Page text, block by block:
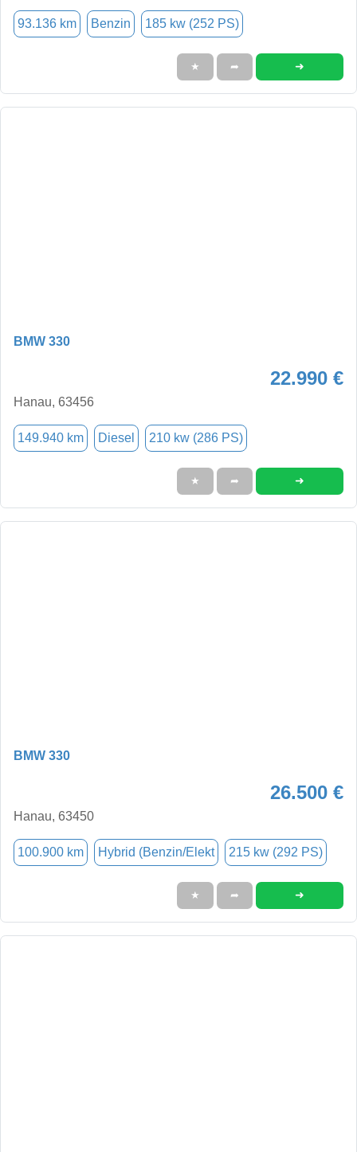
93.136 km Benzin 185 kw (252 PS)
★ ➦ ➜
BMW 330
22.990 €
Hanau, 63456
149.940 km Diesel 210 kw (286 PS)
★ ➦ ➜
BMW 330
26.500 €
Hanau, 63450
100.900 km Hybrid (Benzin/Elekt 215 kw (292 PS)
★ ➦ ➜